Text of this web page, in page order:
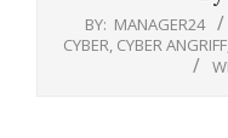
BY: MANAGER24
CYBER, CYBER ANGRIFF